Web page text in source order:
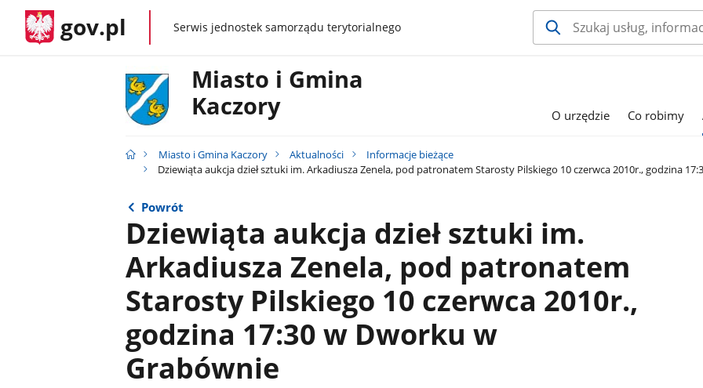
gov.pl gov.plSerwis jednostek samorządu terytorialnego
Miasto i Gmina
Kaczory
O urzędzie Co robimy
Miasto i Gmina Kaczory Aktualności
Informacje bieżące
Dziewiąta aukcja dzieł sztuki im. Arkadiusza Zenela, pod patronatem Starosty Pilskiego 10 czerwca 2010r., godzina
Powrót
Dziewiąta aukcja dzieł sztuki im.
Arkadiusza Zenela, pod patronatem
Starosty Pilskiego 10 czerwca 2010r.,
godzina 17:30 w Dworku w
Grabównie